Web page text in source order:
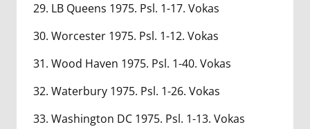
29. LB Queens 1975. Psl. 1-17. Vokas
30. Worcester 1975. Psl. 1-12. Vokas
31. Wood Haven 1975. Psl. 1-40. Vokas
32. Waterbury 1975. Psl. 1-26. Vokas
33. Washington DC 1975. Psl. 1-13. Vokas